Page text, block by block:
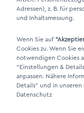
DINO Dampferzeuger
Germany" 2026
Adressen), z. B. für
und Inhaltsmessung.
Wenn Sie auf
Cookies zu. Wenn Sie
notwendigen Cookies
"Einstellungen &
anpassen. Nähere
Details" und in
Datenschutz